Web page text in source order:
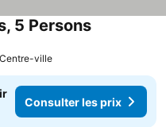
5 Persons
ville
Consulter les prix